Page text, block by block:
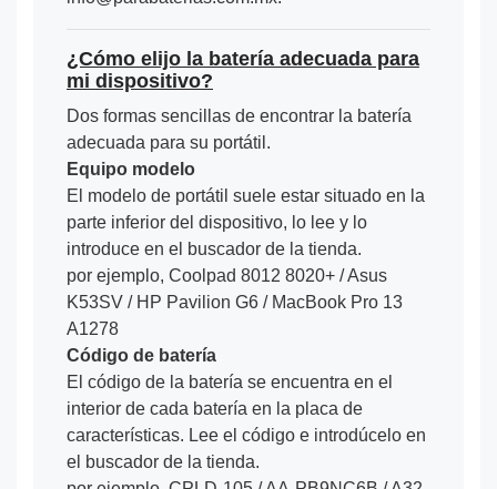
¿Cómo elijo la batería adecuada para
mi dispositivo?
Dos formas sencillas de encontrar la batería
adecuada para su portátil.
Equipo modelo
El modelo de portátil suele estar situado en la
parte inferior del dispositivo, lo lee y lo
introduce en el buscador de la tienda.
por ejemplo, Coolpad 8012 8020+ / Asus
K53SV / HP Pavilion G6 / MacBook Pro 13
A1278
Código de batería
El código de la batería se encuentra en el
interior de cada batería en la placa de
características. Lee el código e introdúcelo en
el buscador de la tienda.